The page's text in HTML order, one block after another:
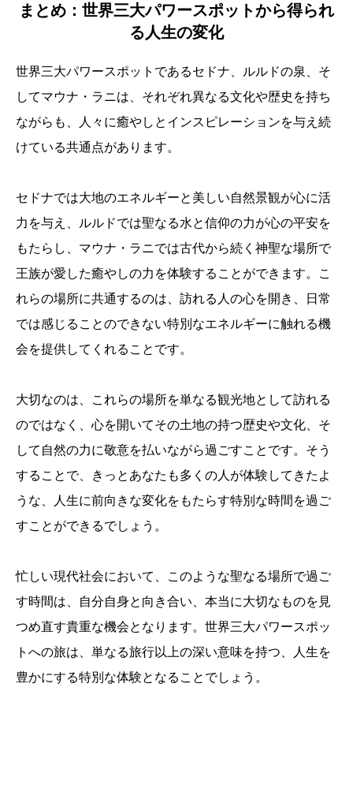
まとめ：世界三大パワースポットから得られ
る人生の変化
世界三大パワースポットであるセドナ、ルルドの泉、そ
してマウナ・ラニは、それぞれ異なる文化や歴史を持ち
ながらも、人々に癒やしとインスピレーションを与え続
けている共通点があります。
セドナでは大地のエネルギーと美しい自然景観が心に活
力を与え、ルルドでは聖なる水と信仰の力が心の平安を
もたらし、マウナ・ラニでは古代から続く神聖な場所で
王族が愛した癒やしの力を体験することができます。こ
れらの場所に共通するのは、訪れる人の心を開き、日常
では感じることのできない特別なエネルギーに触れる機
会を提供してくれることです。
大切なのは、これらの場所を単なる観光地として訪れる
のではなく、心を開いてその土地の持つ歴史や文化、そ
して自然の力に敬意を払いながら過ごすことです。そう
することで、きっとあなたも多くの人が体験してきたよ
うな、人生に前向きな変化をもたらす特別な時間を過ご
すことができるでしょう。
忙しい現代社会において、このような聖なる場所で過ご
す時間は、自分自身と向き合い、本当に大切なものを見
つめ直す貴重な機会となります。世界三大パワースポッ
トへの旅は、単なる旅行以上の深い意味を持つ、人生を
豊かにする特別な体験となることでしょう。